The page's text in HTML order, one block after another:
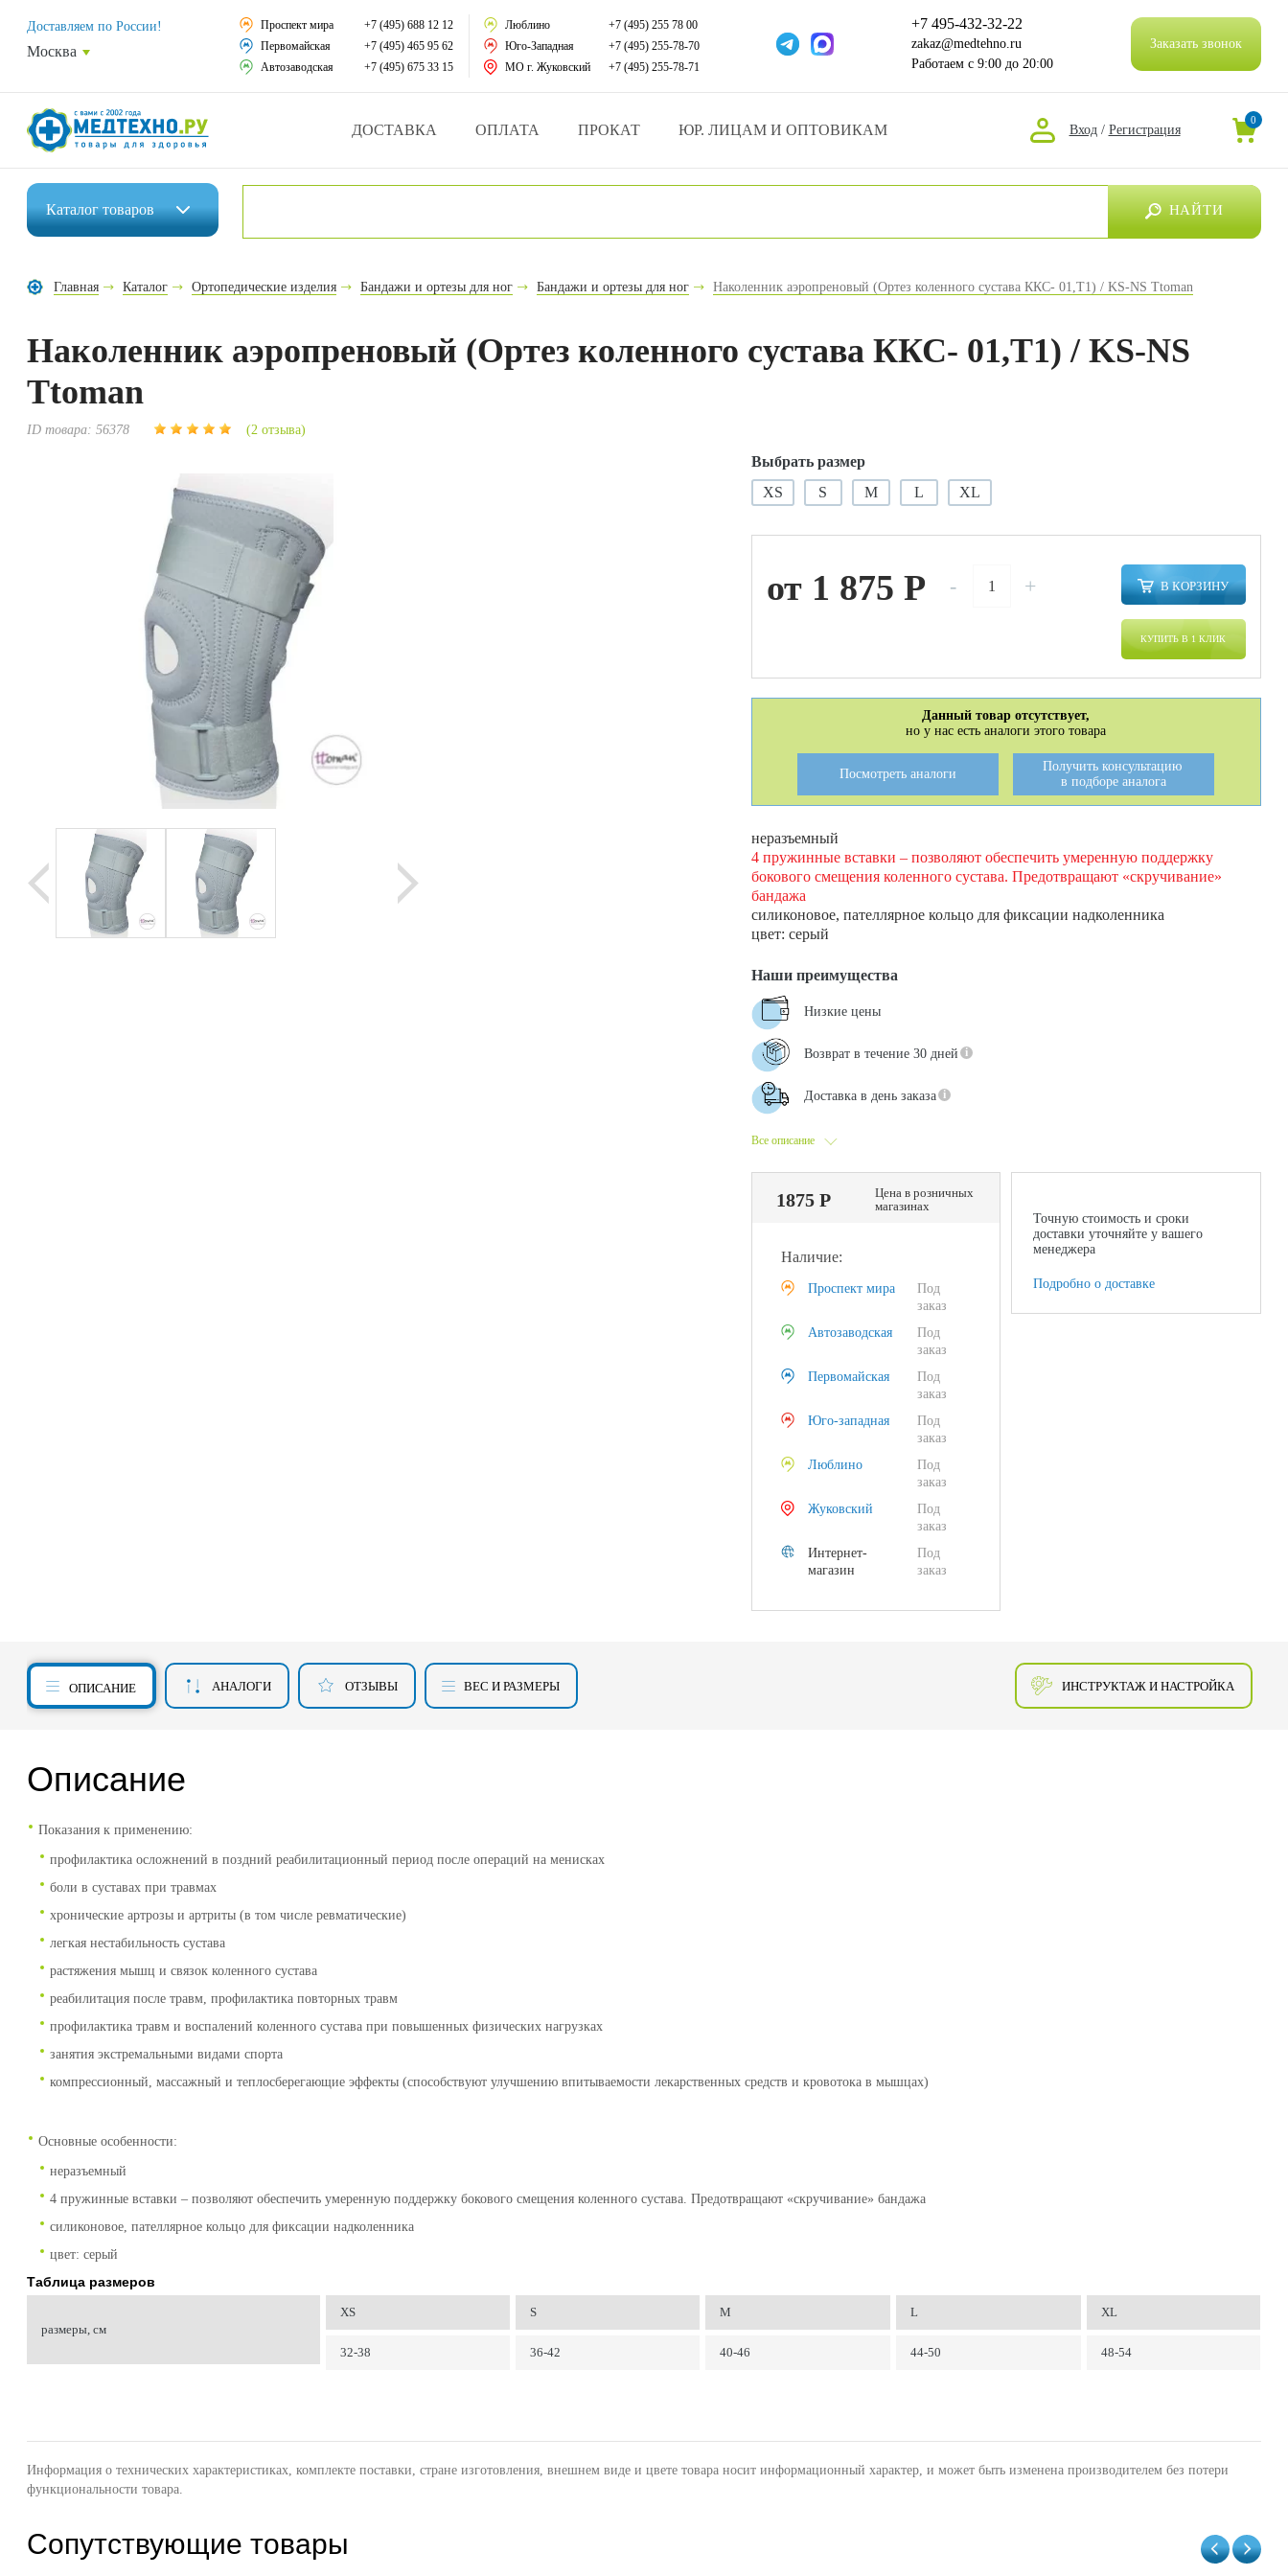
Средства реабилитации
Средства по уходу за больными
Домашняя медтехника
Уникальные и полезные товары
Доставляем по России!
Москва
Проспект мира
+7 (495) 688 12 12
Первомайская
+7 (495) 465 95 62
Автозаводская
+7 (495) 675 33 15
Люблино
+7 (495) 255 78 00
Юго-Западная
+7 (495) 255-78-70
МО г. Жуковский
+7 (495) 255-78-71
+7 495-432-32-22
zakaz@medtehno.ru
Работаем с 9:00 до 20:00
Заказать звонок
ДОСТАВКА ОПЛАТА ПРОКАТ ЮР. ЛИЦАМ И ОПТОВИКАМ Вход / Регистрация
0
Каталогтоваров
Средства по уходу за больными
Ортопедические изделия
Ортопедические матрасы и подушки
Экология дома
Товары для красоты и здоровья
Товары для врачей и мед.учреждений
Уникальные и полезные товары
Распродажа
Прокат инвалидной техники
НАЙТИ
Главная Каталог Ортопедические изделия Бандажи и ортезы для ног Бандажи и ортезы для ног Наколенник аэропреновый (Ортез коленного сустава ККС- 01,Т1) / KS-NS Ttoman
Наколенник аэропреновый (Ортез коленного сустава ККС- 01,Т1) / KS-NS
Ttoman
ID товара:56378 (2 отзыва)
Выбрать размер
XS
S M L XL
от 1 875 P - + В КОРЗИНУ
КУПИТЬ В 1 КЛИК
Данный товар отсутствует,
но у нас есть аналоги этого товара
Посмотреть аналоги
Получить консультацию
в подборе аналога
неразъемный
4 пружинные вставки – позволяют обеспечить умеренную поддержку
бокового смещения коленного сустава. Предотвращают «скручивание»
бандажа
силиконовое, пателлярное кольцо для фиксации надколенника
цвет: серый
Все описание
Наши преимущества
Низкие цены
Возврат в течение 30 дней
Доставка в день заказа
1875 Р
Цена в розничных
магазинах
Наличие:
Проспект мира
Под
заказ
Автозаводская
Под
заказ
Первомайская
Под
заказ
Юго-западная
Под
заказ
Люблино
Под
заказ
Жуковский
Под
заказ
Интернет-
магазин
Под
заказ
Точную стоимость и сроки
доставки уточняйте у вашего
менеджера
Подробно о доставке
ОПИСАНИЕ АНАЛОГИ ОТЗЫВЫ ВЕС И РАЗМЕРЫ ИНСТРУКТАЖ И НАСТРОЙКА
Описание
Показания к применению:
профилактика осложнений в поздний реабилитационный период после операций на менисках
боли в суставах при травмах
хронические артрозы и артриты (в том числе ревматические)
легкая нестабильность сустава
растяжения мышц и связок коленного сустава
реабилитация после травм, профилактика повторных травм
профилактика травм и воспалений коленного сустава при повышенных физических нагрузках
занятия экстремальными видами спорта
компрессионный, массажный и теплосберегающие эффекты (способствуют улучшению впитываемости лекарственных средств и кровотока в мышцах)
Основные особенности:
неразъемный
4 пружинные вставки – позволяют обеспечить умеренную поддержку бокового смещения коленного сустава. Предотвращают «скручивание» бандажа
силиконовое, пателлярное кольцо для фиксации надколенника
цвет: серый
Таблица размеров
размеры, см
XS S M L XL
32-38 36-42 40-46 44-50 48-54
Информация о технических характеристиках, комплекте поставки, стране изготовления, внешнем виде и цвете товара носит информационный характер, и может быть изменена производителем без потери
функциональности товара.
Сопутствующие товары